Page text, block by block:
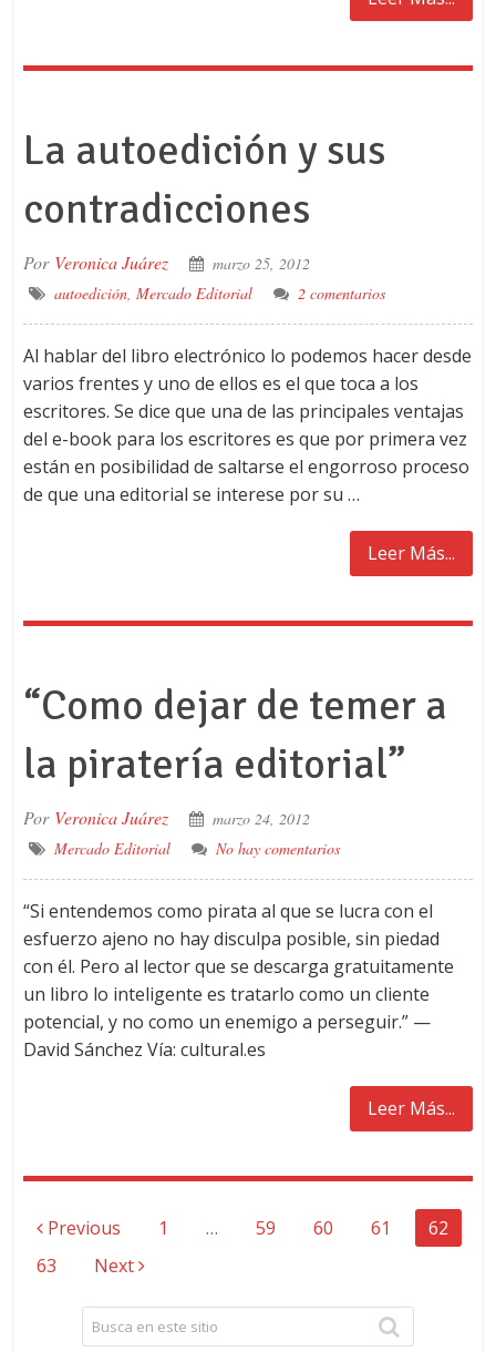
La autoedición y sus
contradicciones
Por Veronica Juárez
marzo 25, 2012
autoedición, Mercado Editorial 2 comentarios
Al hablar del libro electrónico lo podemos hacer desde
varios frentes y uno de ellos es el que toca a los
escritores. Se dice que una de las principales ventajas
del e-book para los escritores es que por primera vez
están en posibilidad de saltarse el engorroso proceso
de que una editorial se interese por su …
Leer Más...
“Como dejar de temer a
la piratería editorial”
Por Veronica Juárez
marzo 24, 2012
Mercado Editorial
No hay comentarios
“Si entendemos como pirata al que se lucra con el
esfuerzo ajeno no hay disculpa posible, sin piedad
con él. Pero al lector que se descarga gratuitamente
un libro lo inteligente es tratarlo como un cliente
potencial, y no como un enemigo a perseguir.” —
David Sánchez Vía: cultural.es
Leer Más...
NAVEGACIÓN
DE
ENTRADAS
Previous 1 … 59 60 61
62
63
Next